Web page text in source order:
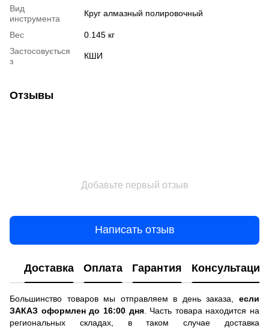
Вид
инструмента
Круг алмазный полировочный
Вес
0.145 кг
Застосовується
з
КШИ
Отзывы
Добавьте первый отзыв
Написать отзыв
Доставка Оплата Гарантия Консультация
Большинство товаров мы отправляем в день заказа, если
ЗАКАЗ оформлен до 16:00 дня. Часть товара находится на
региональных складах, в таком случае доставка